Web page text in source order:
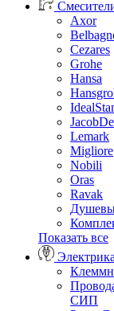
Axor
Cezares
Grohe
Hansa
Lemark
Migliore
Nobili
Oras
Ravak
Показать все
Электрика
СИП